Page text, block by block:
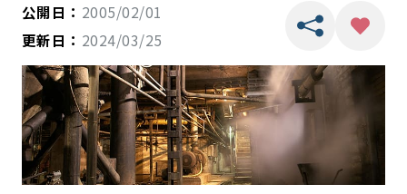
公開日： 2005/02/01
更新日： 2024/03/25